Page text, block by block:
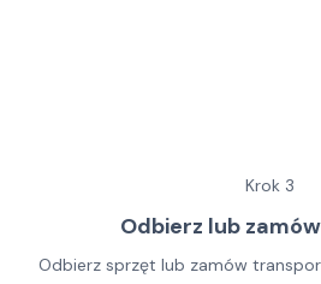
Krok 3
Odbierz lub
Odbierz sprzęt lub zamów